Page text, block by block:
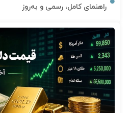
راهنمای کامل، رسمی و به‌روز